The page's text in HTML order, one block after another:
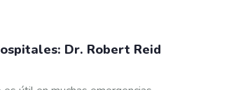
Dr. Robert Reid